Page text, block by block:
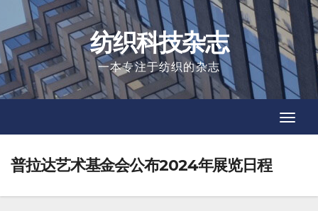
to
content
纺织科技杂志
一本专注于纺织的杂志
普拉达艺术基金会公布2024年展览日程